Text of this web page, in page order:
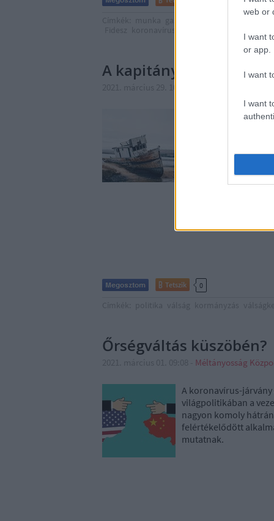
web or
I want
or app.
I want
I want
A kapitány és a jó
A Szuezi-csatornát
Ahhoz, hogy
Tetszik 0
Őrségváltás küszöbén?
Méltányosság
A koronavírus-
világpolitikában a
nagyon komoly
felértékelődött
mutatnak.